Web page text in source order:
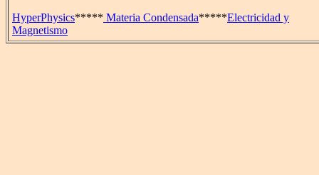
HyperPhysics***** Materia Condensada*****Electricidad y
Magnetismo